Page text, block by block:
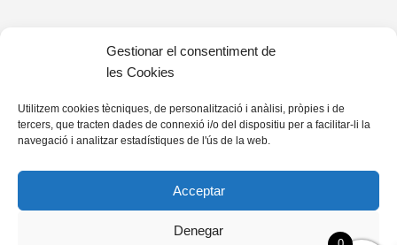
Gestionar el consentiment de
les Cookies
Utilitzem cookies tècniques, de personalització i anàlisi, pròpies i de
tercers, que tracten dades de connexió i/o del dispositiu per a facilitar-li la
navegació i analitzar estadístiques de l'ús de la web.
Acceptar
Denegar
Contacte
farell@farelleditors.cat